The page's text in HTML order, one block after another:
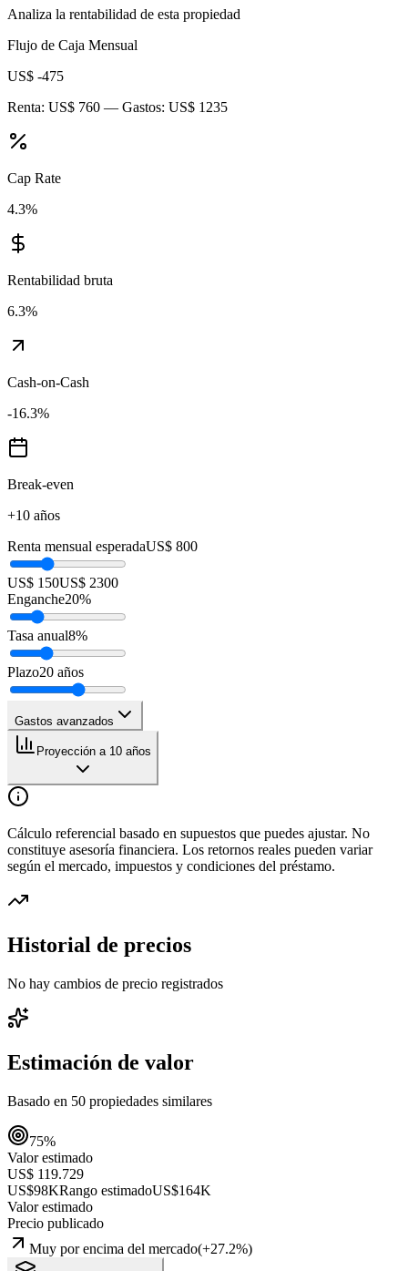
Analiza la rentabilidad de esta propiedad
Flujo de Caja Mensual
US$ -475
Renta: US$ 760 — Gastos: US$ 1235
Cap Rate
4.3%
Rentabilidad bruta
6.3%
Cash-on-Cash
-16.3%
Break-even
+10 años
Renta mensual esperadaUS$ 800
US$ 150US$ 2300
Enganche20%
Tasa anual8%
Plazo20 años
Gastos avanzados
Proyección a 10 años
Cálculo referencial basado en supuestos que puedes ajustar. No
constituye asesoría financiera. Los retornos reales pueden variar
según el mercado, impuestos y condiciones del préstamo.
Historial de precios
No hay cambios de precio registrados
Estimación de valor
Basado en 50 propiedades similares
75%
Valor estimado
US$ 119.729
US$98KRango estimadoUS$164K
Valor estimado
Precio publicado
Muy por encima del mercado(+27.2%)